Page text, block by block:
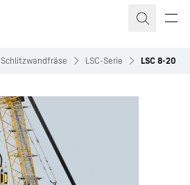
Schlitzwandfräse LSC-Serie LSC 8-20